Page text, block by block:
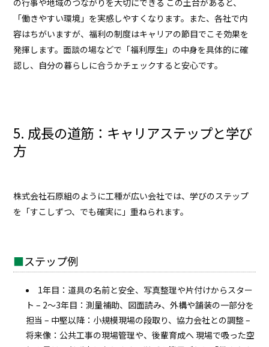
の行事や地域のつながりを大切にできる この土台があると、
「働きやすい環境」を実感しやすくなります。また、各社で内
容はちがいますが、福利の制度はキャリアの節目でこそ効果を
発揮します。面談の場などで「福利厚生」の中身を具体的に確
認し、自分の暮らしに合うかチェックすると安心です。
5. 成長の道筋：キャリアステップと学び
方
株式会社石原組のように工種が広い会社では、学びのステップ
を「すこしずつ、でも確実に」重ねられます。
ステップ例
1年目：道具の名前と安全、写真整理や片付けからスター
ト – 2〜3年目：測量補助、図面読み、外構や舗装の一部分を
担当 – 中堅以降：小規模現場の段取り、協力会社との調整 –
将来像：公共工事の現場管理や、後輩育成へ 現場で吸った空